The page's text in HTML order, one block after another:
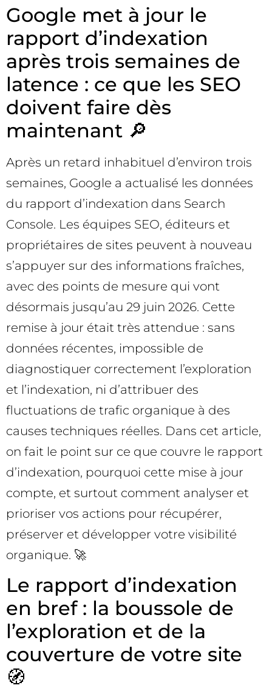
Google met à jour le
rapport d’indexation
après trois semaines de
latence : ce que les SEO
doivent faire dès
maintenant 🔎
Après un retard inhabituel d’environ trois
semaines, Google a actualisé les données
du rapport d’indexation dans Search
Console. Les équipes SEO, éditeurs et
propriétaires de sites peuvent à nouveau
s’appuyer sur des informations fraîches,
avec des points de mesure qui vont
désormais jusqu’au 29 juin 2026. Cette
remise à jour était très attendue : sans
données récentes, impossible de
diagnostiquer correctement l’exploration
et l’indexation, ni d’attribuer des
fluctuations de trafic organique à des
causes techniques réelles. Dans cet article,
on fait le point sur ce que couvre le rapport
d’indexation, pourquoi cette mise à jour
compte, et surtout comment analyser et
prioriser vos actions pour récupérer,
préserver et développer votre visibilité
organique. 🚀
Le rapport d’indexation
en bref : la boussole de
l’exploration et de la
couverture de votre site
🧭